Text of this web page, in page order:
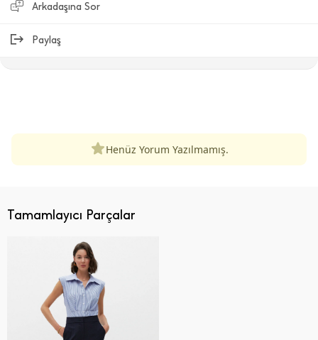
Arkadaşına Sor
Paylaş
Henüz Yorum Yazılmamış.
Tamamlayıcı Parçalar